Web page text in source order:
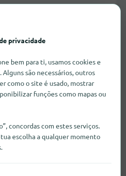
146
e decoração 71
privacidade
bem para ti, usamos cookies e
são necessários, outros
como o site é usado, mostrar
funções como mapas ou
concordas com estes serviços.
escolha a qualquer momento